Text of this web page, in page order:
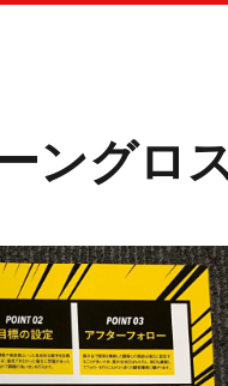
ングロ